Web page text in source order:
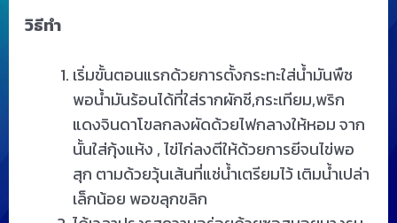
วิธีทำ
เริ่มขั้นตอนแรกด้วยการตั้งกระทะใส่น้ำมันพืช
พอน้ำมันร้อนได้ที่ใส่รากผักชี,กระเทียม,พริก
แดงจินดาโขลกลงผัดด้วยไฟกลางให้หอม จาก
นั้นใส่กุ้งแห้ง , ไข่ไก่ลงตีให้ด้วยการยีจนไข่พอ
สุก ตามด้วยวุ้นเส้นที่แช่น้ำเตรียมไว้ เติมน้ำเปล่า
เล็กน้อย พอขลุกขลิก